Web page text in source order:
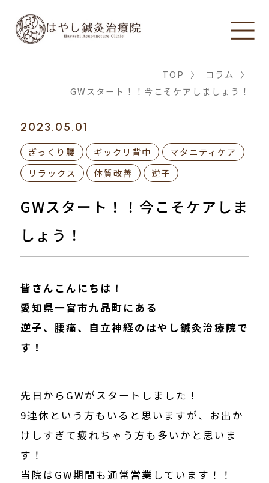
TOP 〉 コラム
〉
GWスタート！！今こそケアしましょう！
2023.05.01
ぎっくり腰 ギックリ背中
マタニティケア
リラックス
体質改善 逆子
GWスタート！！今こそケアしま
しょう！
皆さんこんにちは！
愛知県一宮市九品町にある
逆子、腰痛、自立神経のはやし鍼灸治療院で
す！
先日からGWがスタートしました！
9連休という方もいると思いますが、お出か
けしすぎて疲れちゃう方も多いかと思いま
す！
当院はGW期間も通常営業しています！！